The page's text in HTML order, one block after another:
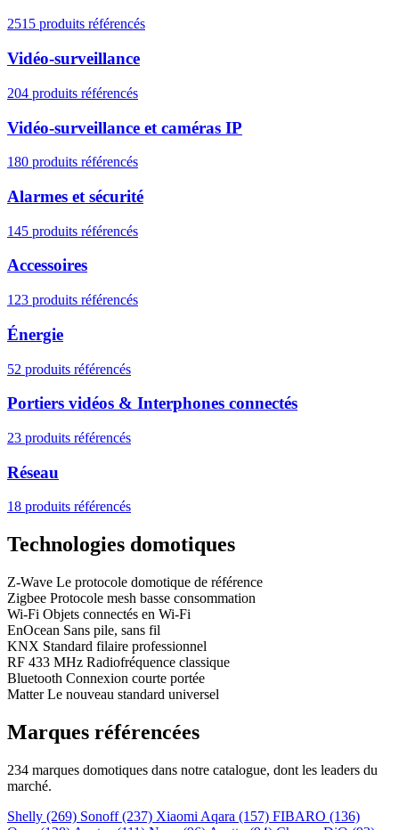
2515 produits référencés
Vidéo-surveillance
204 produits référencés
Vidéo-surveillance et caméras IP
180 produits référencés
Alarmes et sécurité
145 produits référencés
Accessoires
123 produits référencés
Énergie
52 produits référencés
Portiers vidéos & Interphones connectés
23 produits référencés
Réseau
18 produits référencés
Technologies domotiques
Z-Wave Le protocole domotique de référence
Zigbee Protocole mesh basse consommation
Wi-Fi Objets connectés en Wi-Fi
EnOcean Sans pile, sans fil
KNX Standard filaire professionnel
RF 433 MHz Radiofréquence classique
Bluetooth Connexion courte portée
Matter Le nouveau standard universel
Marques référencées
234 marques domotiques dans notre catalogue, dont les leaders du
marché.
Shelly (269) Sonoff(237) Xiaomi Aqara (157) FIBARO (136)